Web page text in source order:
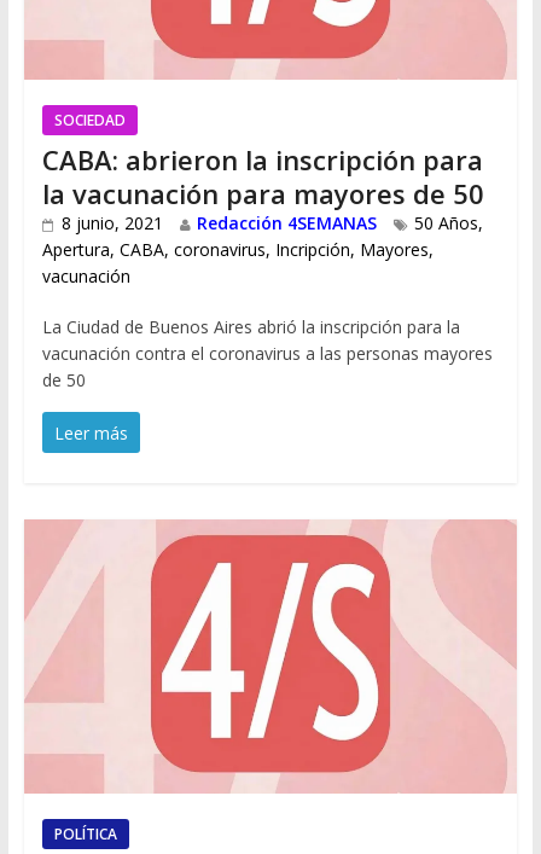
SOCIEDAD
CABA: abrieron la inscripción para
la vacunación para mayores de 50
8 junio, 2021 Redacción 4SEMANAS 50 Años,
Apertura, CABA, coronavirus, Incripción, Mayores,
vacunación
La Ciudad de Buenos Aires abrió la inscripción para la
vacunación contra el coronavirus a las personas mayores
de 50
Leer más
POLÍTICA